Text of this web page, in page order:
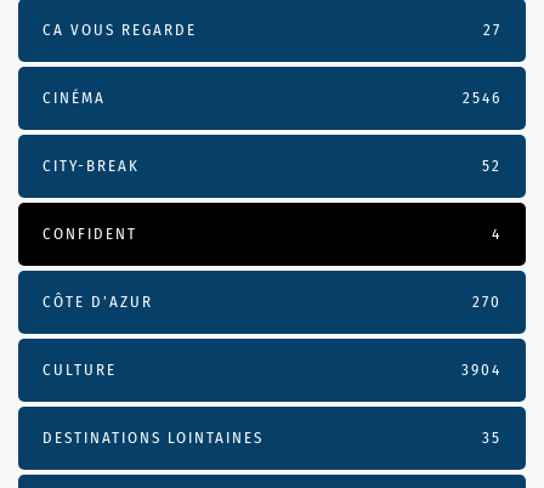
CA VOUS REGARDE 27
CINÉMA 2546
CITY-BREAK 52
CONFIDENT 4
CÔTE D’AZUR 270
CULTURE 3904
DESTINATIONS LOINTAINES 35